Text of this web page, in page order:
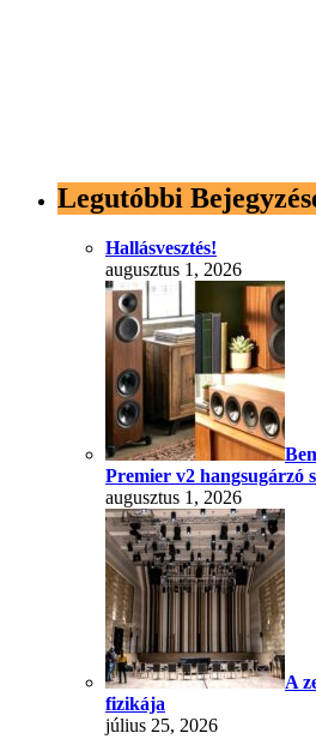
Legutóbbi
Hallásvesztés!
augusztus 1, 2026
Premier v2 hangsugárzó
augusztus 1, 2026
A
fizikája
július 25, 2026